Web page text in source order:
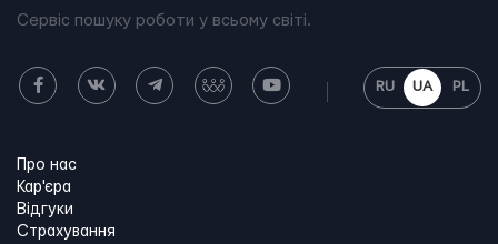
Сервіс пошуку роботи у всьому світі.
RU UA PL
Про нас
Кар'єра
Відгуки
Страхування